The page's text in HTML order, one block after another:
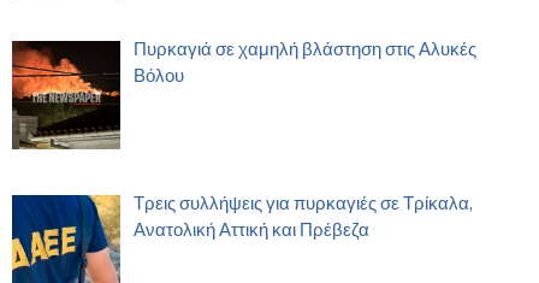
Πυρκαγιά σε χαμηλή βλάστηση στις Αλυκές
Βόλου
Τρεις συλλήψεις για πυρκαγιές σε Τρίκαλα,
Ανατολική Αττική και Πρέβεζα